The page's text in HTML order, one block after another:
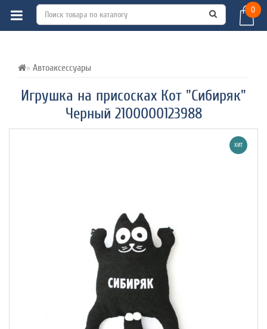
0
Автоаксессуары
Игрушка на присосках Кот "Сибиряк"
Черный 2100000123988
ВСЕ О ТОВАРЕ ХАРАКТЕРИСТИКИ
ХИТ